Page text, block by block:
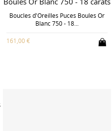
Boucles d'Oreilles Puces Boules Or
Blanc 750 - 18...
161,00 €